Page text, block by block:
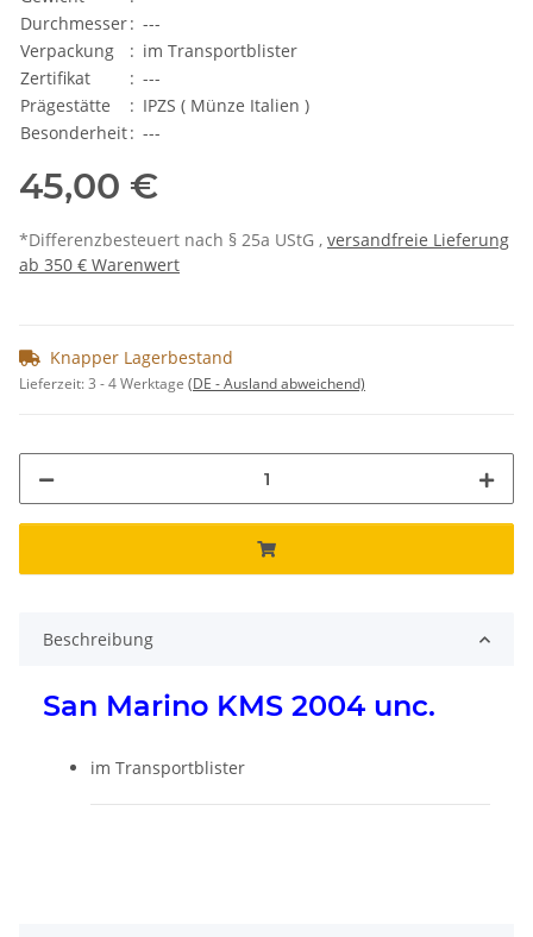
Durchmesser: ---
Verpackung
: im Transportblister
Zertifikat
: ---
Prägestätte
: IPZS ( Münze Italien )
Besonderheit: ---
45,00 €
*Differenzbesteuert nach § 25a UStG , versandfreie Lieferung
ab 350 € Warenwert
Knapper Lagerbestand
Lieferzeit:3 - 4 Werktage (DE - Ausland abweichend)
Beschreibung
San Marino KMS 2004 unc.
im Transportblister